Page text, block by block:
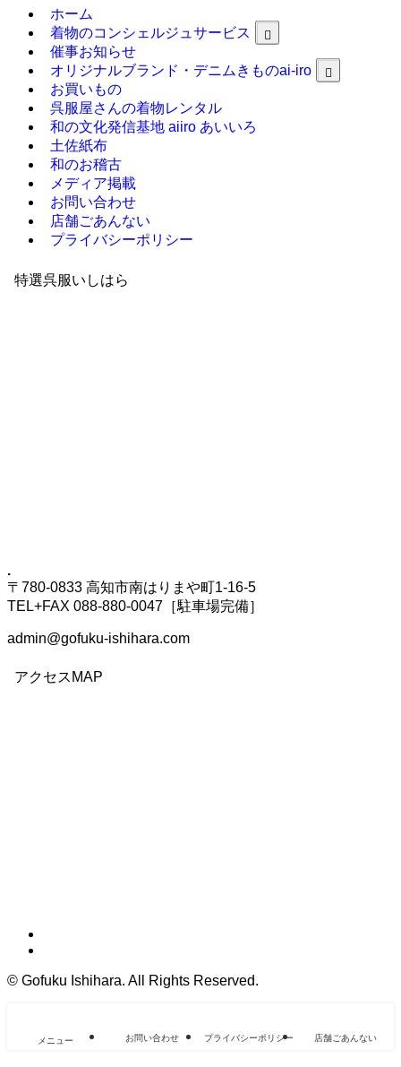
ホーム
着物のコンシェルジュサービス
催事お知らせ
オリジナルブランド・デニムきものai-iro
お買いもの
呉服屋さんの着物レンタル
和の文化発信基地 aiiro あいいろ
土佐紙布
和のお稽古
メディア掲載
お問い合わせ
店舗ごあんない
プライバシーポリシー
特選呉服いしはら
.
〒780-0833 高知市南はりまや町1-16-5
TEL+FAX 088-880-0047［駐車場完備］
admin@gofuku-ishihara.com
アクセスMAP
© Gofuku Ishihara. All Rights Reserved.
メニュー お問い合わせ プライバシーポリシー 店舗ごあんない